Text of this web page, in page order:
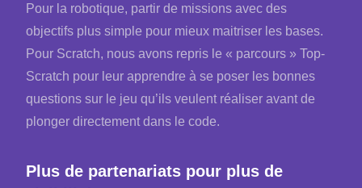
Pour la robotique, partir de missions avec des
objectifs plus simple pour mieux maitriser les bases.
Pour Scratch, nous avons repris le « parcours » Top-
Scratch pour leur apprendre à se poser les bonnes
questions sur le jeu qu’ils veulent réaliser avant de
plonger directement dans le code.
Plus de partenariats pour plus de